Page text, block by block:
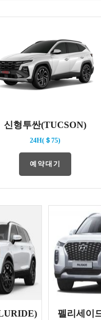
신형투싼(TUCSON)
24H(＄75)
예약대기
펠리세이